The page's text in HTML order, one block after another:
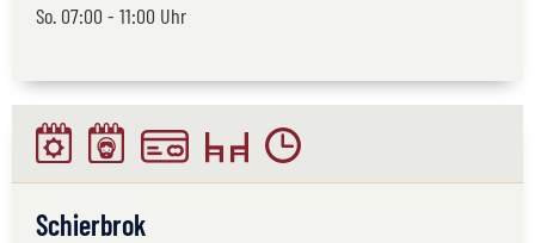
So. 07:00 - 11:00 Uhr
Schierbrok